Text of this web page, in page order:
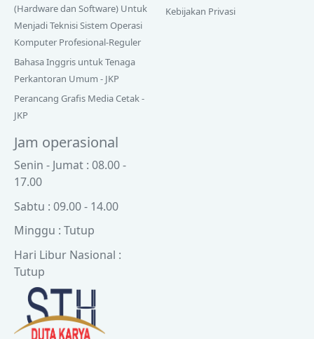
(Hardware dan Software) Untuk
Menjadi Teknisi Sistem Operasi
Komputer Profesional-Reguler
Bahasa Inggris untuk Tenaga
Perkantoran Umum - JKP
Perancang Grafis Media Cetak -
JKP
Kebijakan Privasi
Jam operasional
Senin - Jumat : 08.00 -
17.00
Sabtu : 09.00 - 14.00
Minggu : Tutup
Hari Libur Nasional :
Tutup